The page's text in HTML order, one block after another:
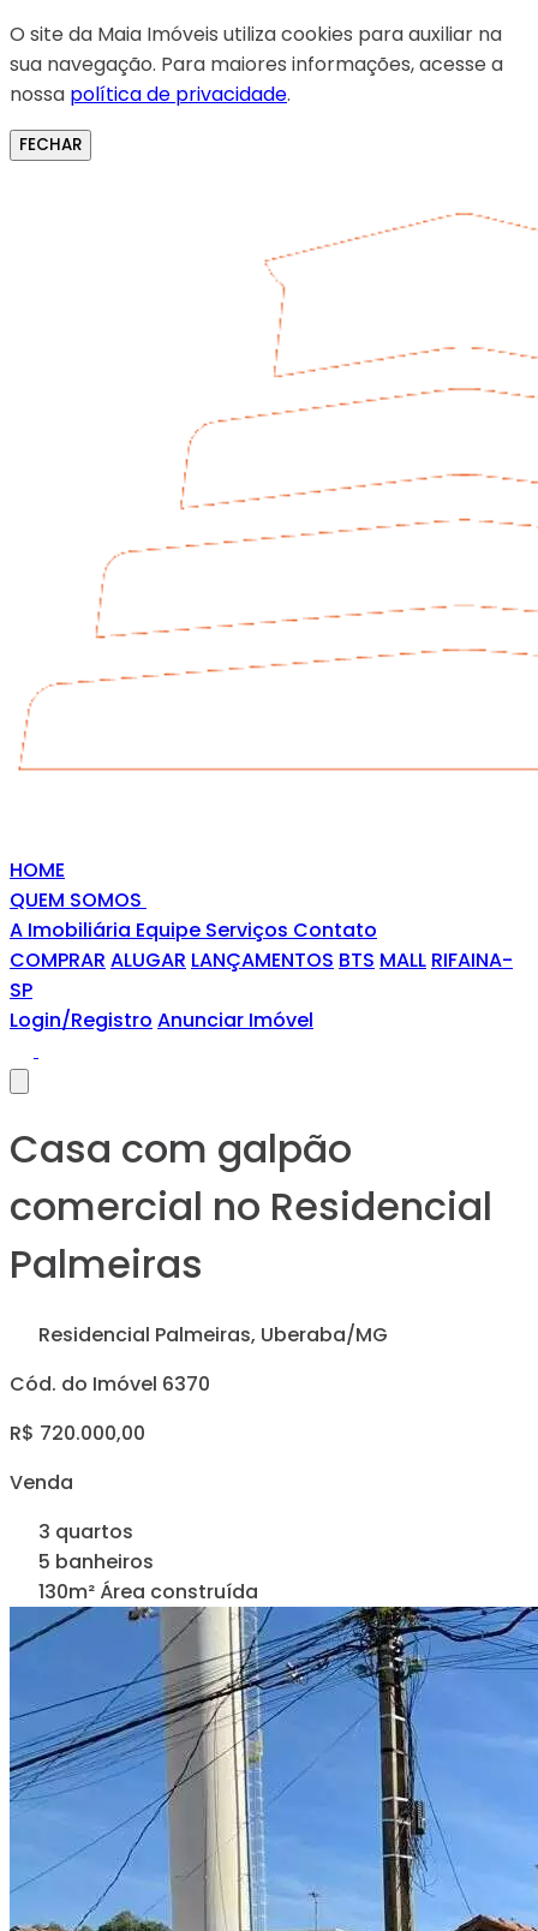
O site da Maia Imóveis utiliza cookies para auxiliar na
sua navegação. Para maiores informações, acesse a
nossa política de privacidade.
FECHAR
HOME
QUEM SOMOS
A Imobiliária Equipe Serviços Contato
COMPRAR ALUGAR LANÇAMENTOS BTS MALL RIFAINA-
SP
Login/Registro Anunciar Imóvel
Casa com galpão
comercial no Residencial
Palmeiras
Residencial Palmeiras, Uberaba/MG
Cód. do Imóvel 6370
R$ 720.000,00
Venda
3 quartos
5 banheiros
130m² Área construída